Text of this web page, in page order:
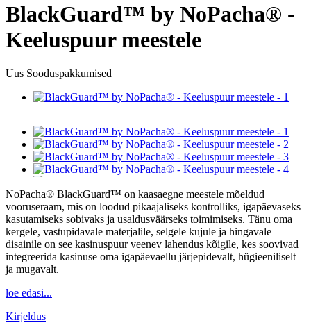
BlackGuard™ by NoPacha® -
Keeluspuur meestele
Uus Sooduspakkumised
NoPacha® BlackGuard™ on kaasaegne meestele mõeldud
vooruseraam, mis on loodud pikaajaliseks kontrolliks, igapäevaseks
kasutamiseks sobivaks ja usaldusväärseks toimimiseks. Tänu oma
kergele, vastupidavale materjalile, selgele kujule ja hingavale
disainile on see kasinuspuur veenev lahendus kõigile, kes soovivad
integreerida kasinuse oma igapäevaellu järjepidevalt, hügieeniliselt
ja mugavalt.
loe edasi...
Kirjeldus